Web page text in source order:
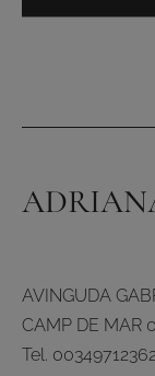
AVINGUDA
CAMP DE MAR
Tel.